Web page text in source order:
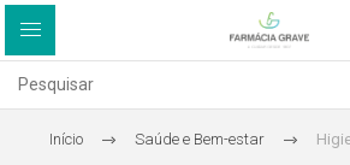
Início Saúde e Bem-estar